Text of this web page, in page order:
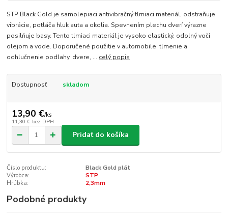
STP Black Gold je samolepiaci antivibračný tlmiaci materiál, odstraňuje
vibrácie, potláča hluk auta a okolia. Spevnením plechu dverí výrazne
posilňuje basy. Tento tlmiaci materiál je vysoko elastický, odolný voči
olejom a vode. Doporučené použitie v automobile: tlmenie a
odhlučnenie podlahy, dvere, ... celý popis
Dostupnosť skladom
13,90 €/ks
11,30 € bez DPH
Pridať do košíka
Číslo produktu:
Black Gold plát
Výrobca:
STP
Hrúbka:
2,3mm
Podobné produkty